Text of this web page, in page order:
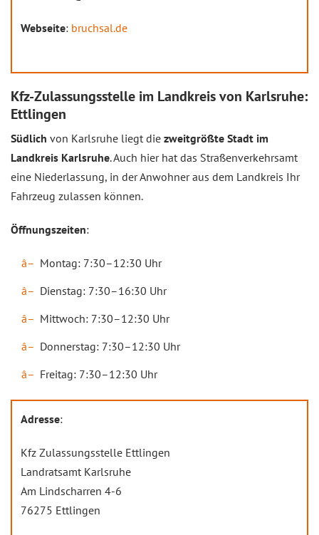
Webseite: bruchsal.de
Kfz-Zulassungsstelle im Landkreis von Karlsruhe:
Ettlingen
Südlich von Karlsruhe liegt die zweitgrößte Stadt im
Landkreis Karlsruhe. Auch hier hat das Straßenverkehrsamt
eine Niederlassung, in der Anwohner aus dem Landkreis Ihr
Fahrzeug zulassen können.
Öffnungszeiten:
Montag: 7:30–12:30 Uhr
Dienstag: 7:30–16:30 Uhr
Mittwoch: 7:30–12:30 Uhr
Donnerstag: 7:30–12:30 Uhr
Freitag: 7:30–12:30 Uhr
Adresse:
Kfz Zulassungsstelle Ettlingen
Landratsamt Karlsruhe
Am Lindscharren 4-6
76275 Ettlingen